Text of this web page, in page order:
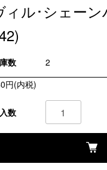
ィル･シェー
数
2
円(内税)
数